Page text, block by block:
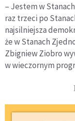
– Jestem w
raz trzeci po
najsilniejsza
że w Stanach
Zbigniew Ziobro
w wieczornym